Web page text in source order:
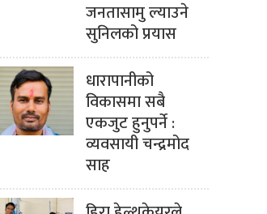
जनतासामु ल्याउने
सुनिलको प्रयास
धारापानीको
विकासमा सबै
एकजुट हुनुपर्ने :
व्यवसायी चन्द्रमोद
साह